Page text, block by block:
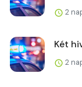
2
Két
2